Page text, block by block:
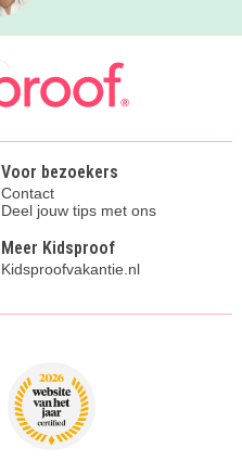
Voor bezoekers
Contact
Deel jouw tips met ons
Meer Kidsproof
Kidsproofvakantie.nl